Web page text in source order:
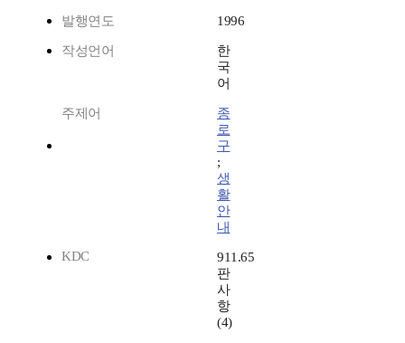
발행연도 1996
작성언어
한
국
어
주제어
종
로
구
;
생
활
안
내
KDC
911.65
판
사
항
(4)